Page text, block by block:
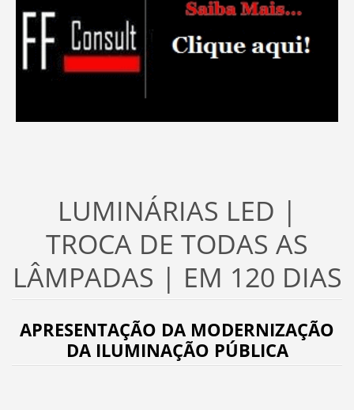
LUMINÁRIAS LED |
TROCA DE TODAS AS
LÂMPADAS | EM 120 DIAS
APRESENTAÇÃO DA MODERNIZAÇÃO
DA ILUMINAÇÃO PÚBLICA